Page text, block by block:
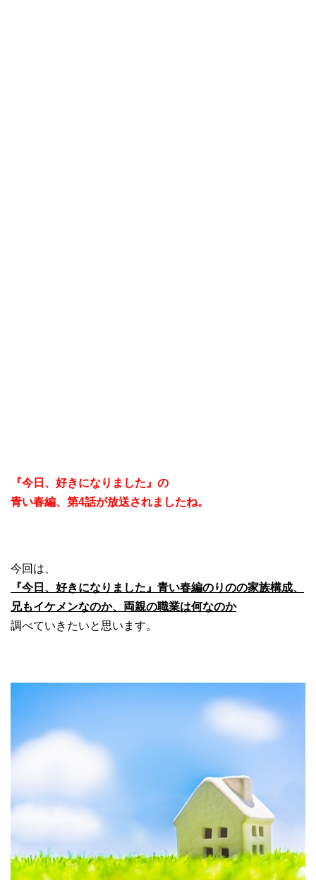
『今日、好きになりました』の
青い春編、第4話が放送されましたね。
今回は、
『今日、好きになりました』青い春編のりのの家族構成、
兄もイケメンなのか、両親の職業は何なのか
調べていきたいと思います。